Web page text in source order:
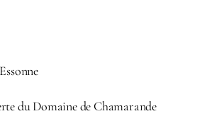
du Domaine de Chamarande